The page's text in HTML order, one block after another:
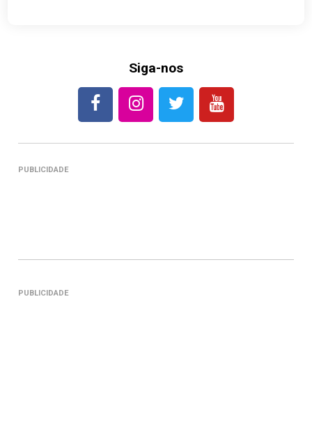
Siga-nos
PUBLICIDADE
PUBLICIDADE